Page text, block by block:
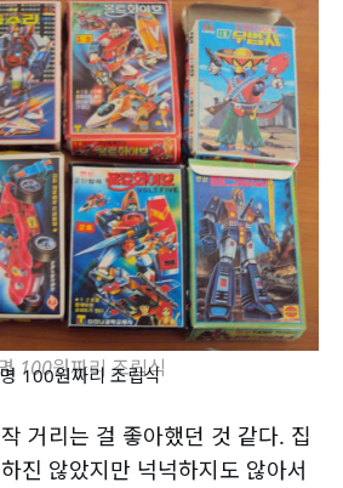
100원짜리 조립식
100원짜리 조립식
거리는 걸 좋아했던 것 같다. 집
진 않았지만 넉넉하지도 않아서